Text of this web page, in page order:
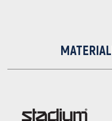
MATERIAL